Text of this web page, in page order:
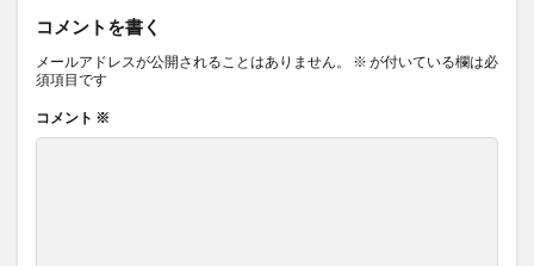
コメントを書く
メールアドレスが公開されることはありません。 ※ が付いている欄は必
須項目です
コメント ※